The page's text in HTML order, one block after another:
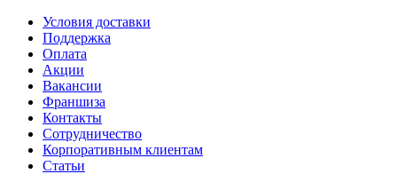
Условия доставки
Поддержка
Оплата
Акции
Вакансии
Франшиза
Контакты
Сотрудничество
Корпоративным клиентам
Статьи